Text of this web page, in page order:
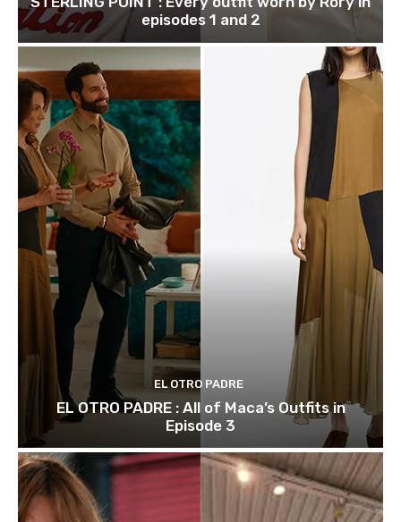
episodes 1 and 2
EL OTRO PADRE
EL OTRO PADRE : All of Maca’s Outfits in
Episode 3